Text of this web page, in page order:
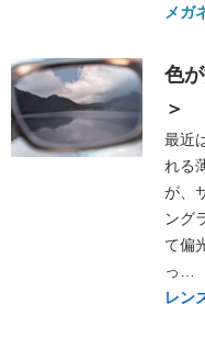
メガ
色
＞
最近
れる
が、
ング
て偏
っ…
レン